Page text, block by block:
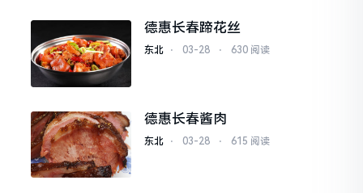
德惠长春蹄花丝
东北 ⋅ 03-28 ⋅ 630 阅读
德惠长春酱肉
东北 ⋅ 03-28 ⋅ 615 阅读